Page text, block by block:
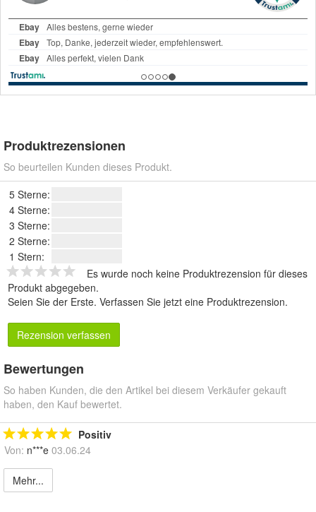
Produktrezensionen
So beurteilen Kunden dieses Produkt.
5 Sterne:
4 Sterne:
3 Sterne:
2 Sterne:
1 Stern:
Es wurde noch keine Produktrezension für dieses
Produkt abgegeben.
Seien Sie der Erste. Verfassen Sie jetzt eine Produktrezension.
Rezension verfassen
Bewertungen
So haben Kunden, die den Artikel bei diesem Verkäufer gekauft
haben, den Kauf bewertet.
Positiv
Von: n***e 03.06.24
Mehr...